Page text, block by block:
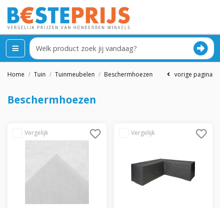
Home Tuin Tuinmeubelen Beschermhoezen vorige pagina
Beschermhoezen